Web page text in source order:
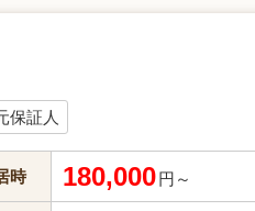
保証人
時 180,000円～